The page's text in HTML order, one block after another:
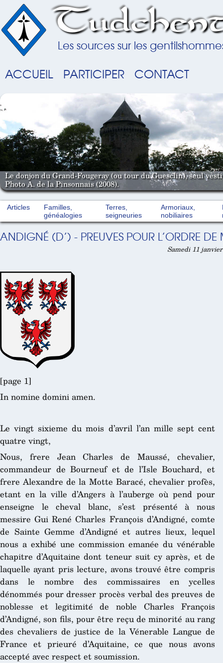
Les sources sur les
ACCUEIL PARTICIPER CONTACT
Le donjon du Grand-Fougeray (ou tour du Guesclin), seul
Photo A. de la Pinsonnais (2008).
Articles
Familles,
généalogies
Terres,
seigneuries
Armoriaux,
nobiliaires
ANDIGNÉ (D’) - PREUVES POUR L’ORDRE
Samedi 11
[page 1]
In nomine domini amen.
Le vingt sixieme du mois d’avril l’an mille sept cent
quatre vingt,
Nous, frere Jean Charles de Maussé, chevalier,
commandeur de Bourneuf et de l’Isle Bouchard, et
frere Alexandre de la Motte Baracé, chevalier profès,
etant en la ville d’Angers à l’auberge où pend pour
enseigne le cheval blanc, s’est présenté à nous
messire Gui René Charles François d’Andigné, comte
de Sainte Gemme d’Andigné et autres lieux, lequel
nous a exhibé une commission emanée du vénérable
chapitre d’Aquitaine dont teneur suit cy après, et de
laquelle ayant pris lecture, avons trouvé être compris
dans le nombre des commissaires en ycelles
dénommés pour dresser procès verbal des preuves de
noblesse et legitimité de noble Charles François
d’Andigné, son fils, pour être reçu de minorité au rang
des chevaliers de justice de la Vénerable Langue de
France et prieuré d’Aquitaine, ce que nous avons
accepté avec respect et soumission.